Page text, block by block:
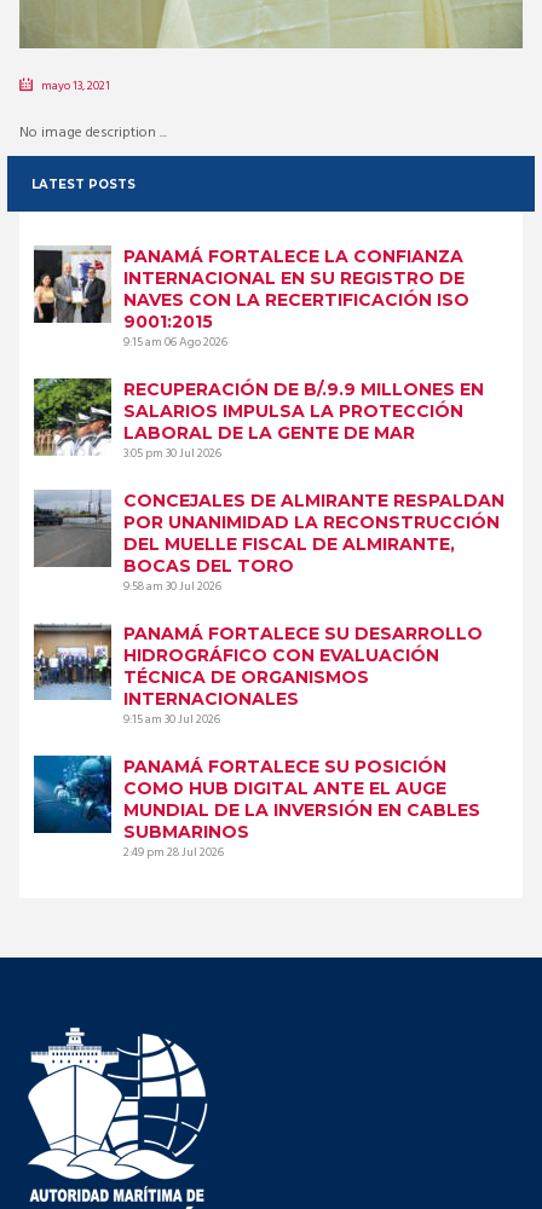
mayo 13, 2021
No image description ...
LATEST POSTS
PANAMÁ FORTALECE LA CONFIANZA
INTERNACIONAL EN SU REGISTRO DE
NAVES CON LA RECERTIFICACIÓN ISO
9001:2015
9:15 am06 Ago 2026
RECUPERACIÓN DE B/.9.9 MILLONES EN
SALARIOS IMPULSA LA PROTECCIÓN
LABORAL DE LA GENTE DE MAR
3:05 pm30 Jul 2026
CONCEJALES DE ALMIRANTE RESPALDAN
POR UNANIMIDAD LA RECONSTRUCCIÓN
DEL MUELLE FISCAL DE ALMIRANTE,
BOCAS DEL TORO
9:58 am30 Jul 2026
PANAMÁ FORTALECE SU DESARROLLO
HIDROGRÁFICO CON EVALUACIÓN
TÉCNICA DE ORGANISMOS
INTERNACIONALES
9:15 am30 Jul 2026
PANAMÁ FORTALECE SU POSICIÓN
COMO HUB DIGITAL ANTE EL AUGE
MUNDIAL DE LA INVERSIÓN EN CABLES
SUBMARINOS
2:49 pm28 Jul 2026